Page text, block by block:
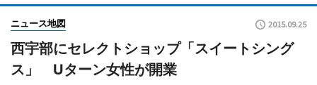
ニュース地図 2015.09.25
西宇部にセレクトショップ「スイートシング
ス」 Uターン女性が開業